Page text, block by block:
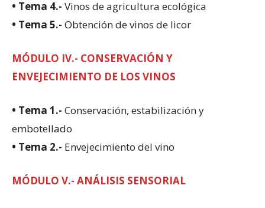
• Tema 4.- Vinos de agricultura ecológica
• Tema 5.- Obtención de vinos de licor
MÓDULO IV.- CONSERVACIÓN Y
ENVEJECIMIENTO DE LOS VINOS
• Tema 1.- Conservación, estabilización y
embotellado
• Tema 2.- Envejecimiento del vino
MÓDULO V.- ANÁLISIS SENSORIAL